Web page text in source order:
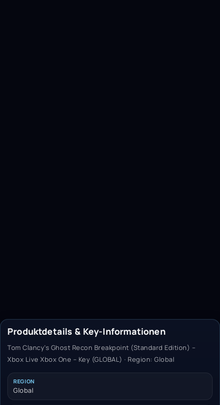
Produktdetails & Key-Informationen
Tom Clancy’s Ghost Recon Breakpoint (Standard Edition) –
Xbox Live Xbox One – Key (GLOBAL) · Region: Global
REGION
Global